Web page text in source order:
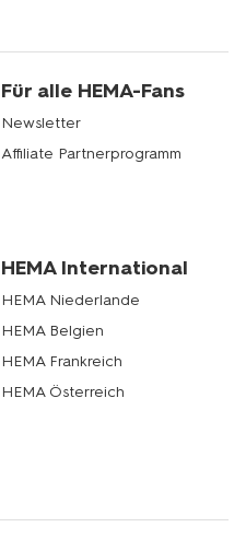
Für alle HEMA-Fans
Newsletter
Affiliate Partnerprogramm
HEMA International
HEMA Niederlande
HEMA Belgien
HEMA Frankreich
HEMA Österreich